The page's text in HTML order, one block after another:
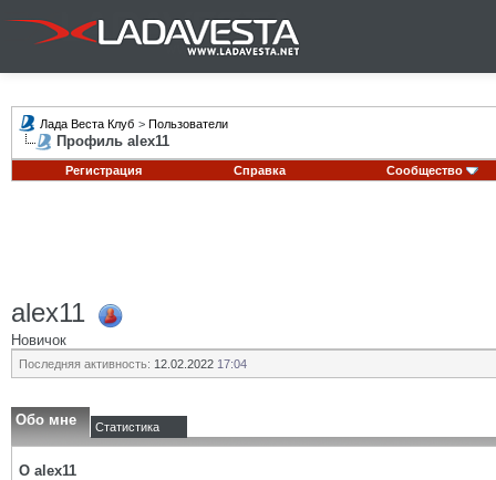
Лада Веста Клуб > Пользователи
Профиль alex11
Регистрация Справка Сообщество
alex11
Новичок
Последняя активность: 12.02.2022 17:04
Обо мне Статистика
О alex11